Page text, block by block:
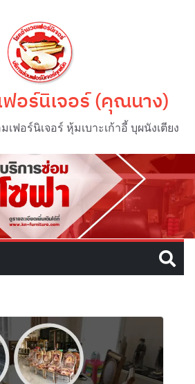
ฟอร์นิเจอร์ (คุณนาง)
ฟอร์นิเจอร์ หุ้มเบาะเก้าอี้ บุผนังเตียง